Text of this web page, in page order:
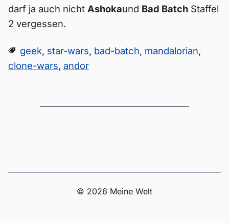
darf ja auch nicht Ashokaund Bad Batch Staffel
2 vergessen.
geek, star-wars, bad-batch, mandalorian,
clone-wars, andor
© 2026 Meine Welt